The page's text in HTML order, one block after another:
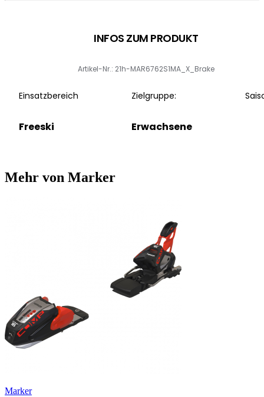
INFOS ZUM PRODUKT
Artikel-Nr.: 21h-MAR6762S1MA_X_Brake
Einsatzbereich
Freeski
Zielgruppe:
Erwachsene
Mehr von Marker
Marker